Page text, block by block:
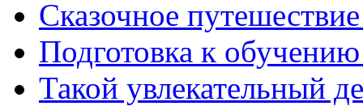
Сказочное
Подготовка к
Такой увлекательный